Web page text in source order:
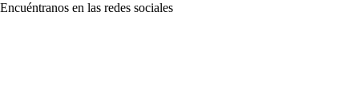
Encuéntranos en las redes sociales